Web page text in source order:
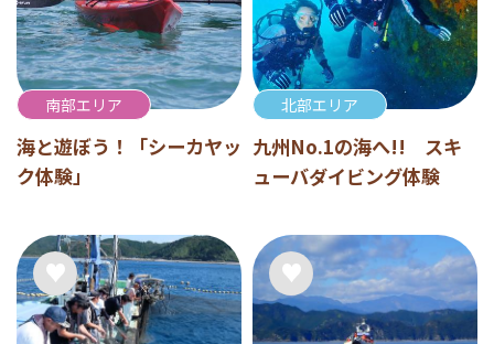
南部エリア
海と遊ぼう！「シーカヤッ
ク体験」
北部エリア
九州No.1の海へ!! スキ
ューバダイビング体験